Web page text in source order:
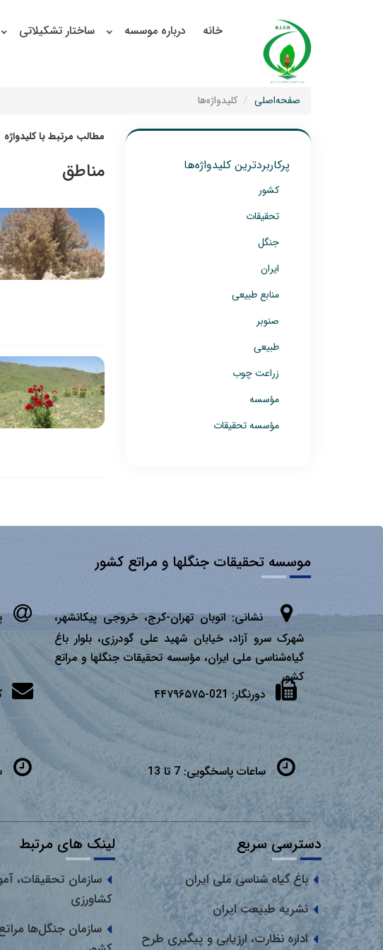
خانه درباره موسسه ساختار تشکیلاتی
صفحه‌اصلی کلیدواژه‌ها
مطالب مرتبط با کلیدواژه
مناطق پرکاربردترین کلیدواژه‌ها
کشور
تحقیقات
جنگل
ایران
منابع طبیعی
صنوبر
طبیعی
زراعت چوب
مؤسسه
مؤسسه تحقیقات
موسسه تحقیقات جنگلها و مراتع کشور
نشانی:اتوبان تهران­-كرج، خروجی پیكانشهر،
شهرک سرو آزاد، خیابان شهید علی گودرزی، بلوار باغ
گیاه‌شناسی ملی ایران، مؤسسه تحقیقات جنگلها و مراتع
كشور
دورنگار: 021-۴۴۷۹۶۵۷۵
ساعات پاسخگویی: 7 تا 13
دسترسی سریع
باغ گیاه شناسی ملی ایران
نشریه طبیعت ایران
اداره نظارت، ارزیابی و پیگیری طرح
لینک های مرتبط
سازمان تحقیقات،
کشاورزی
سازمان جنگل‌ها